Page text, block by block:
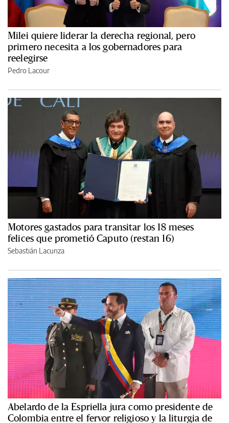
Milei quiere liderar la derecha regional, pero
primero necesita a los gobernadores para
reelegirse
Pedro Lacour
Motores gastados para transitar los 18 meses
felices que prometió Caputo (restan 16)
Sebastián Lacunza
Abelardo de la Espriella jura como presidente de
Colombia entre el fervor religioso y la liturgia de